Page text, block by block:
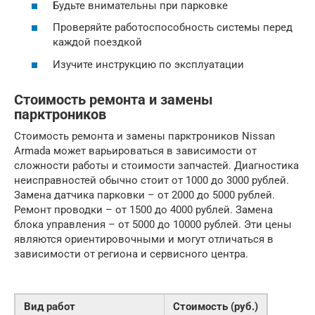
Будьте внимательны при парковке
Проверяйте работоспособность системы перед
каждой поездкой
Изучите инструкцию по эксплуатации
Стоимость ремонта и замены
парктроников
Стоимость ремонта и замены парктроников Nissan
Armada может варьироваться в зависимости от
сложности работы и стоимости запчастей. Диагностика
неисправностей обычно стоит от 1000 до 3000 рублей.
Замена датчика парковки – от 2000 до 5000 рублей.
Ремонт проводки – от 1500 до 4000 рублей. Замена
блока управления – от 5000 до 10000 рублей. Эти цены
являются ориентировочными и могут отличаться в
зависимости от региона и сервисного центра.
Вид работ
Стоимость (руб.)